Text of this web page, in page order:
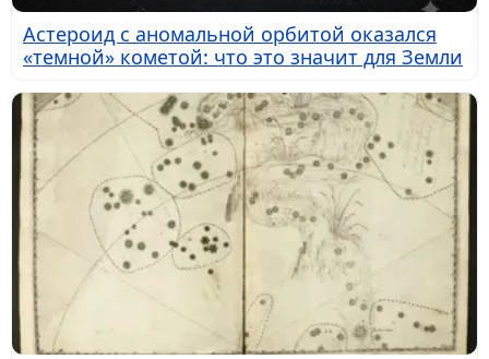
Астероид с аномальной орбитой оказался
«темной» кометой: что это значит для Земли